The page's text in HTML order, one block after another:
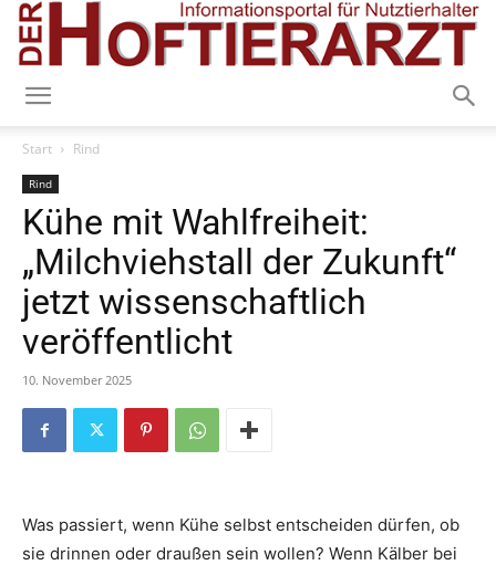
Start Rind
Rind
Kühe mit Wahlfreiheit:
„Milchviehstall der Zukunft“
jetzt wissenschaftlich
veröffentlicht
10. November 2025
Was passiert, wenn Kühe selbst entscheiden dürfen, ob
sie drinnen oder draußen sein wollen? Wenn Kälber bei